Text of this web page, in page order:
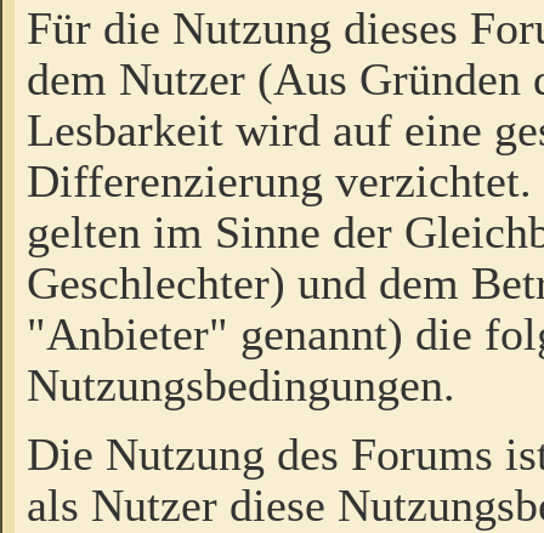
Für die Nutzung dieses
dem Nutzer (Aus Gründen
Lesbarkeit wird auf eine
Differenzierung
gelten im Sinne der
Geschlechter) und dem
"Anbieter" genannt) die
Nutzungsbedingungen.
Die Nutzung des Forums
als Nutzer diese